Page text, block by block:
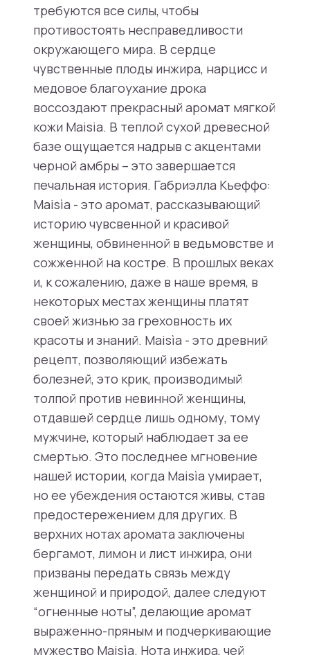
требуются все силы, чтобы
противостоять несправедливости
окружающего мира. В сердце
чувственные плоды инжира, нарцисс и
медовое благоухание дрока
воссоздают прекрасный аромат мягкой
кожи Maisia. В теплой сухой древесной
базе ощущается надрыв с акцентами
черной амбры – это завершается
печальная история. Габриэлла Кьеффо:
Maisìa - это аромат, рассказывающий
историю чувсвенной и красивой
женщины, обвиненной в ведьмовстве и
сожженной на костре. В прошлых веках
и, к сожалению, даже в наше время, в
некоторых местах женщины платят
своей жизнью за греховность их
красоты и знаний. Maisìa - это древний
рецепт, позволяющий избежать
болезней, это крик, производимый
толпой против невинной женщины,
отдавшей сердце лишь одному, тому
мужчине, который наблюдает за ее
смертью. Это последнее мгновение
нашей истории, когда Maisìa умирает,
но ее убеждения остаются живы, став
предостережением для других. В
верхних нотах аромата заключены
бергамот, лимон и лист инжира, они
призваны передать связь между
женщиной и природой, далее следуют
“огненные ноты”, делающие аромат
выраженно-пряным и подчеркивающие
мужество Maisìa. Нота инжира, чей